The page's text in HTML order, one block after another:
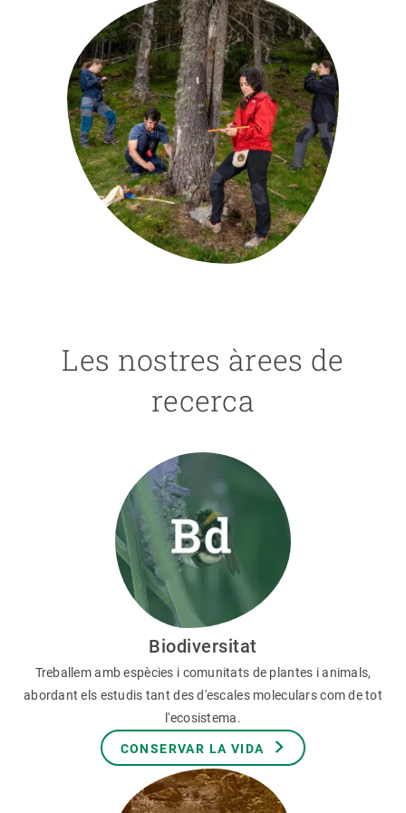
Les nostres àrees de
recerca
Biodiversitat
Treballem amb espècies i comunitats de plantes i animals,
abordant els estudis tant des d'escales moleculars com de tot
l'ecosistema.
CONSERVAR LA VIDA
NOTÍCIES I AGENDA